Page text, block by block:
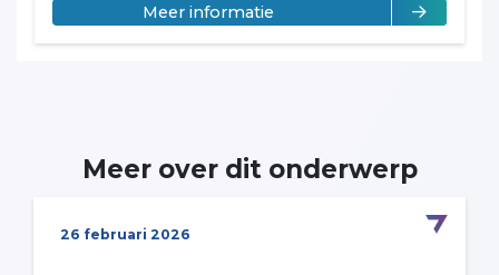
Meer informatieover Maarten Hijink
Meer over dit onderwerp
26 februari 2026